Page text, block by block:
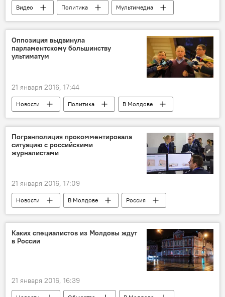
Видео Политика
Мультимедиа
В Молдове
Кишинев
протест
Оппозиция выдвинула
парламентскому большинству
ультиматум
21 января 2016, 17:44
Новости Политика
В Молдове
Республика Молдова
Ренато Усатый
ультиматум
протест
Погранполиция прокомментировала
ситуацию с российскими
журналистами
21 января 2016, 17:09
Новости В Молдове
Россия
Республика Молдова
Пограничная полиция
российские журналисты
Каких специалистов из Молдовы ждут
в России
21 января 2016, 16:39